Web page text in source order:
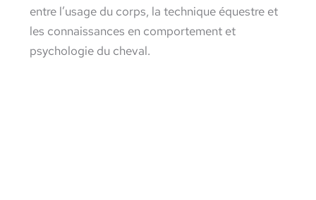
entre l’usage du corps, la technique équestre et
les connaissances en comportement et
psychologie du cheval.